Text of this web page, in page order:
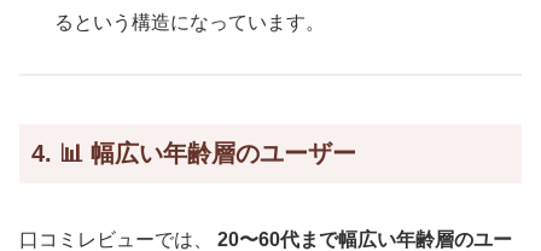
るという構造になっています。
4. 📊 幅広い年齢層のユーザー
口コミレビューでは、 20〜60代まで幅広い年齢層のユー